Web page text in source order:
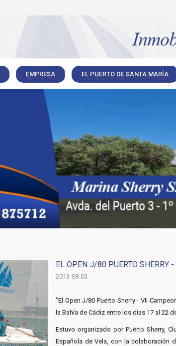
EMPRESA EL PUERTO DE SANTA MARÍA
EL OPEN J/80 PUERTO SHERRY
2013-08-03
"El Open J/80 Puerto Sherry - VII
la Bahía de Cádiz entre los días 17 al 22
Estuvo organizado por Puerto Sherry,
Española de Vela, con la colaboración